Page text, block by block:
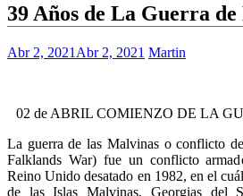
39 Años de La Guerra
Abr 2, 2021 Abr 2, 2021 Martin
02 de ABRIL COMIENZO DE LA
La guerra de las Malvinas o conflicto
Falklands War) fue un conflicto
Reino Unido desatado en 1982, en el
de las Islas Malvinas, Georgias del